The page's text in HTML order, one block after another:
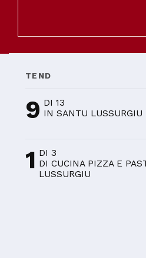
TEND
9 DI 13
IN SANTU LUSSURGIU
1 DI 3
DI CUCINA PIZZA E
LUSSURGIU